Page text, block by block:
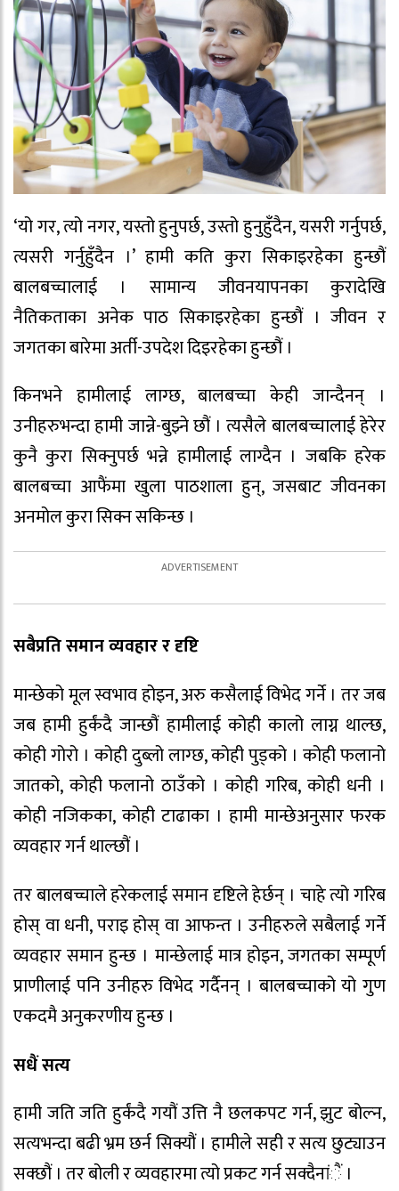
‘यो गर, त्यो नगर, यस्तो हुनुपर्छ, उस्तो हुनुहुँदैन, यसरी गर्नुपर्छ,
त्यसरी गर्नुहुँदैन ।’ हामी कति कुरा सिकाइरहेका हुन्छौं
बालबच्चालाई । सामान्य जीवनयापनका कुरादेखि
नैतिकताका अनेक पाठ सिकाइरहेका हुन्छौं । जीवन र
जगतका बारेमा अर्ती-उपदेश दिइरहेका हुन्छौं ।
किनभने हामीलाई लाग्छ, बालबच्चा केही जान्दैनन् ।
उनीहरुभन्दा हामी जान्ने-बुझ्ने छौं । त्यसैले बालबच्चालाई हेरेर
कुनै कुरा सिक्नुपर्छ भन्ने हामीलाई लाग्दैन । जबकि हरेक
बालबच्चा आफैंमा खुला पाठशाला हुन्, जसबाट जीवनका
अनमोल कुरा सिक्न सकिन्छ ।
सबैप्रति समान व्यवहार र दृष्टि
मान्छेको मूल स्वभाव होइन, अरु कसैलाई विभेद गर्ने । तर जब
जब हामी हुर्कंदै जान्छौं हामीलाई कोही कालो लाग्न थाल्छ,
कोही गोरो । कोही दुब्लो लाग्छ, कोही पुड्को । कोही फलानो
जातको, कोही फलानो ठाउँको । कोही गरिब, कोही धनी ।
कोही नजिकका, कोही टाढाका । हामी मान्छेअनुसार फरक
व्यवहार गर्न थाल्छौं ।
तर बालबच्चाले हरेकलाई समान दृष्टिले हेर्छन् । चाहे त्यो गरिब
होस् वा धनी, पराइ होस् वा आफन्त । उनीहरुले सबैलाई गर्ने
व्यवहार समान हुन्छ । मान्छेलाई मात्र होइन, जगतका सम्पूर्ण
प्राणीलाई पनि उनीहरु विभेद गर्दैनन् । बालबच्चाको यो गुण
एकदमै अनुकरणीय हुन्छ ।
सधैं सत्य
हामी जति जति हुर्कंदै गयौं उत्ति नै छलकपट गर्न, झुट बोल्न,
सत्यभन्दा बढी भ्रम छर्न सिक्यौं । हामीले सही र सत्य छुट्याउन
सक्छौं । तर बोली र व्यवहारमा त्यो प्रकट गर्न सक्दैनांैं ।